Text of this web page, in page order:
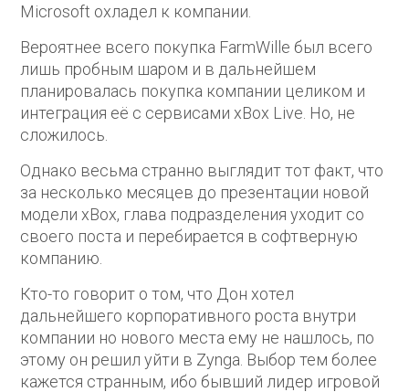
Microsoft охладел к компании.
Вероятнее всего покупка FarmWille был всего
лишь пробным шаром и в дальнейшем
планировалась покупка компании целиком и
интеграция её с сервисами xBox Live. Но, не
сложилось.
Однако весьма странно выглядит тот факт, что
за несколько месяцев до презентации новой
модели xBox, глава подразделения уходит со
своего поста и перебирается в софтверную
компанию.
Кто-то говорит о том, что Дон хотел
дальнейшего корпоративного роста внутри
компании но нового места ему не нашлось, по
этому он решил уйти в Zynga. Выбор тем более
кажется странным, ибо бывший лидер игровой